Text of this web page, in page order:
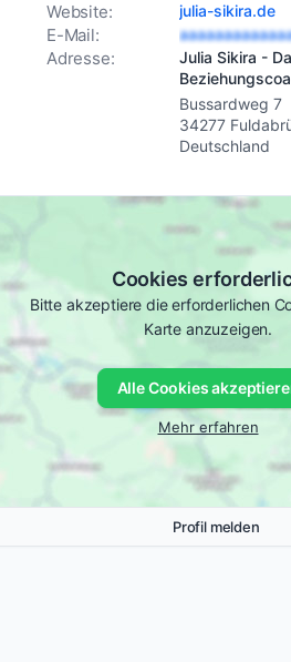
Website: julia-sikira.de
E-Mail:
Adresse:
Julia Sikira -
Bussardweg 7
34277
Deutschland
Cookies
Bitte akzeptiere die erforderlichen
Karte anzuzeigen.
Alle Cookies
Mehr erfahren
Profil melden